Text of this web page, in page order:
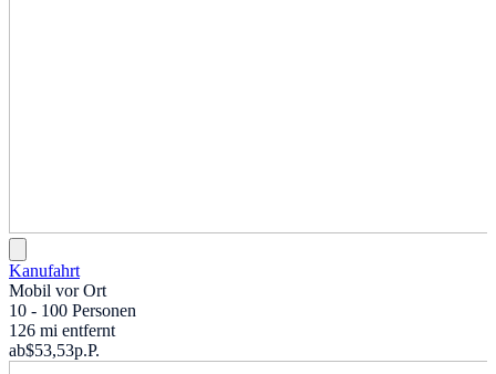
Kanufahrt
Mobil vor Ort
10 - 100 Personen
126 mi entfernt
ab$53,53p.P.